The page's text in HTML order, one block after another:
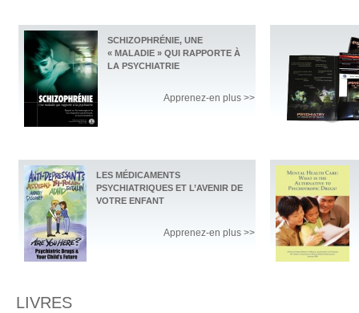
SCHIZOPHRÉNIE, UNE
« MALADIE » QUI RAPPORTE À
LA PSYCHIATRIE
Apprenez-en plus >>
LES MÉDICAMENTS
PSYCHIATRIQUES ET L’AVENIR DE
VOTRE ENFANT
Apprenez-en plus >>
LIVRES